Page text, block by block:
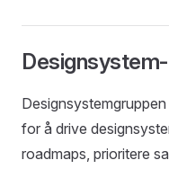
for å drive
roadmaps, prioritere